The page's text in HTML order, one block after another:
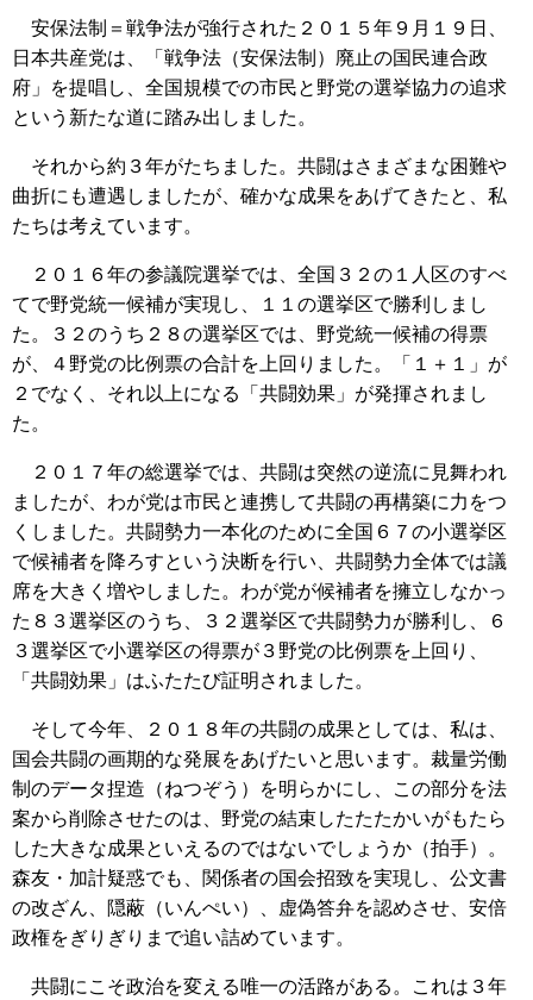
安保法制＝戦争法が強行された２０１５年９月１９日、
日本共産党は、「戦争法（安保法制）廃止の国民連合政
府」を提唱し、全国規模での市民と野党の選挙協力の追求
という新たな道に踏み出しました。
それから約３年がたちました。共闘はさまざまな困難や
曲折にも遭遇しましたが、確かな成果をあげてきたと、私
たちは考えています。
２０１６年の参議院選挙では、全国３２の１人区のすべ
てで野党統一候補が実現し、１１の選挙区で勝利しまし
た。３２のうち２８の選挙区では、野党統一候補の得票
が、４野党の比例票の合計を上回りました。「１＋１」が
２でなく、それ以上になる「共闘効果」が発揮されまし
た。
２０１７年の総選挙では、共闘は突然の逆流に見舞われ
ましたが、わが党は市民と連携して共闘の再構築に力をつ
くしました。共闘勢力一本化のために全国６７の小選挙区
で候補者を降ろすという決断を行い、共闘勢力全体では議
席を大きく増やしました。わが党が候補者を擁立しなかっ
た８３選挙区のうち、３２選挙区で共闘勢力が勝利し、６
３選挙区で小選挙区の得票が３野党の比例票を上回り、
「共闘効果」はふたたび証明されました。
そして今年、２０１８年の共闘の成果としては、私は、
国会共闘の画期的な発展をあげたいと思います。裁量労働
制のデータ捏造（ねつぞう）を明らかにし、この部分を法
案から削除させたのは、野党の結束したたたかいがもたら
した大きな成果といえるのではないでしょうか（拍手）。
森友・加計疑惑でも、関係者の国会招致を実現し、公文書
の改ざん、隠蔽（いんぺい）、虚偽答弁を認めさせ、安倍
政権をぎりぎりまで追い詰めています。
共闘にこそ政治を変える唯一の活路がある。これは３年